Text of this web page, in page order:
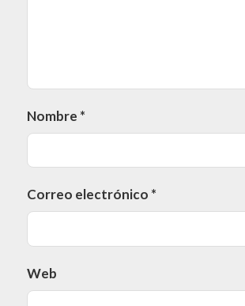
Nombre *
Correo electrónico *
Web